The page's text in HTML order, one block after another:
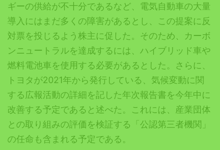
ギーの供給が不十分であるなど、電気自動車の大量
導入にはまだ多くの障害があるとし、この提案に反
対票を投じるよう株主に促した。そのため、カーボ
ンニュートラルを達成するには、ハイブリッド車や
燃料電池車を使用する必要があるとした。さらに、
トヨタが2021年から発行している、気候変動に関
する広報活動の詳細を記した年次報告書を今年中に
改善する予定であると述べた。これには、産業団体
との取り組みの評価を検証する「公認第三者機関」
の任命も含まれる予定である。